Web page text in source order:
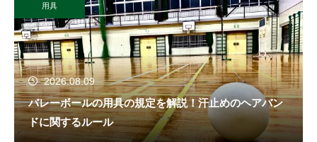
用具
2026.08.09
バレーボールの用具の規定を解説！汗止めのヘアバン
ドに関するルール